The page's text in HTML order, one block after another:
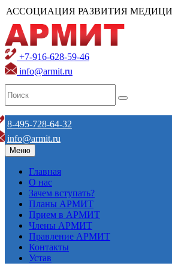
АССОЦИАЦИЯ РАЗВИТИЯ
+7-916-628-59-46
info@armit.ru
8-495-728-64-32
info@armit.ru
Меню
Главная
О нас
Зачем вступать?
Планы АРМИТ
Прием в АРМИТ
Члены АРМИТ
Правление АРМИТ
Контакты
Устав